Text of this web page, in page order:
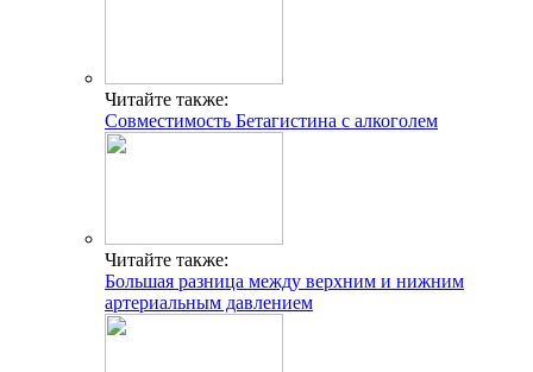
Читайте также:
Совместимость Бетагистина с алкоголем
Читайте также:
Большая разница между верхним и нижним
артериальным давлением